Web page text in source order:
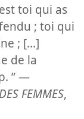
toi qui as
; toi qui
; [...]
de la
” —
FEMMES,